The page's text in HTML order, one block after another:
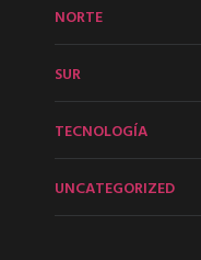
NORTE
SUR
TECNOLOGÍA
UNCATEGORIZED